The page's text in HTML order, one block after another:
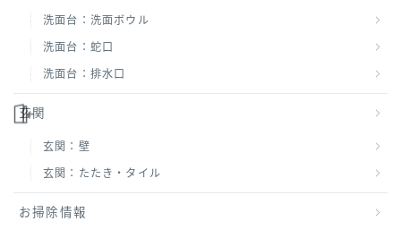
洗面台：洗面ボウル
洗面台：蛇口
洗面台：排水口
玄関
玄関：壁
玄関：たたき・タイル
お掃除情報